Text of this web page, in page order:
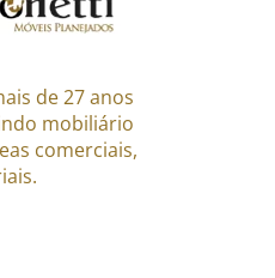
de 27 anos
mobiliário
comerciais,